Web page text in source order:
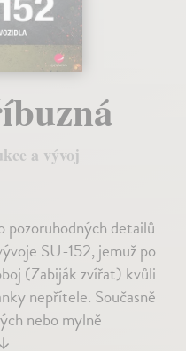
a vývoj
pozoruhodných detailů
SU-152, jemuž po
(Zabiják zvířat) kvůli
nepřítele. Současně
nebo mylně